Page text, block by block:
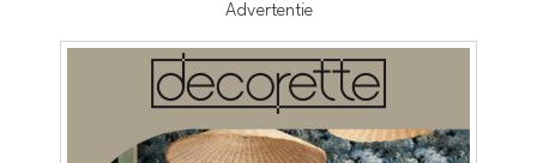
Advertentie